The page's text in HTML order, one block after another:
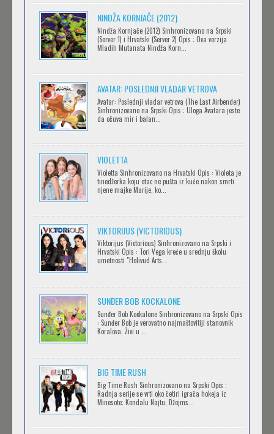
BLOODIVORES
Feb 12 2023 |Gledaj »
AVANTURE KIDA OPASNOST
Feb 12 2023 |Gledaj »
IPAK SE OKREĆE (GALILEO: EPPUR SI MUOVE)
OBLUTAK
SERVAMP
Feb 12 2023 |
2.43: SEIIN HIGH SCHOOL BOYS VOLLEYBALL
TEAM
CLEAN FREAK! AOYAMA-KUN
Feb 12 2023 |Gledaj »
NINDŽA KORNJAČE (2012)
Nindža Kornjače (2012) Sinhronizovano na Srpski
(Server 1) i Hrvatski (Server 2) Opis : Ova verzija
Mladih Mutanata Nindža Korn...
AVATAR: POSLEDNJI VLADAR VETROVA
Avatar: Poslednji vladar vetrova (The Last Airbender)
Sinhronizovano na Srpski Opis : Uloga Avatara jeste
da očuva mir i balan...
VIOLETTA
Violetta Sinhronizovano na Hrvatski Opis : Violeta je
tinedžerka koju otac ne pušta iz kuće nakon smrti
njene majke Marije, ko...
VIKTORIJUS (VICTORIOUS)
Viktorijus (Victorious) Sinhronizovano na Srpski i
Hrvatski Opis : Tori Vega kreće u srednju školu
umetnosti "Holivud Arts...
SUNĐER BOB KOCKALONE
Sunđer Bob Kockalone Sinhronizovano na Srpski Opis
: Sunđer Bob je verovatno najmaštovitiji stanovnik
Koralova. Živi u ...
BIG TIME RUSH
Big Time Rush Sinhronizovano na Srpski Opis :
Radnja serije se vrti oko četiri igrača hokeja iz
Minesote: Kendalu Najtu, Džejms...